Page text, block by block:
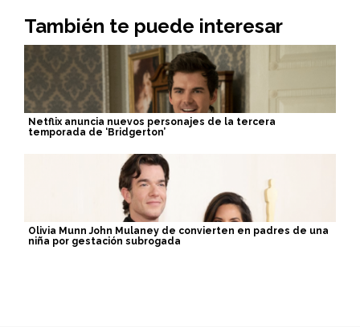
También te puede interesar
Netflix anuncia nuevos personajes de la tercera
temporada de ‘Bridgerton’
Olivia Munn John Mulaney de convierten en padres de una
niña por gestación subrogada